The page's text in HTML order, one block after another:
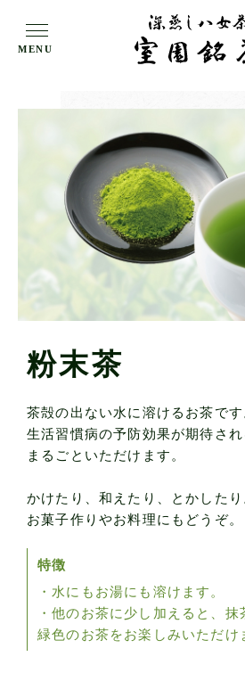
MENU
HOME
粉末茶
茶殻の出ない水に溶けるお茶です
生活習慣病の予防効果が期待さ
まるごといただけます。
かけたり、和えたり、とかしたり
お菓子作りやお料理にもどうぞ。
特徴
・水にもお湯にも溶けます。
・他のお茶に少し加えると、
緑色のお茶をお楽しみいただけ